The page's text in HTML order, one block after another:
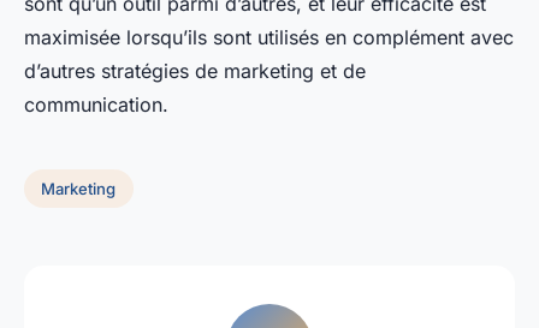
maximisée lorsqu’ils sont utilisés en complément avec
d’autres stratégies de marketing et de
communication.
Marketing